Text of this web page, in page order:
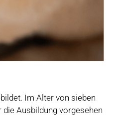
Im Alter von sieben
Ausbildung vorgesehen